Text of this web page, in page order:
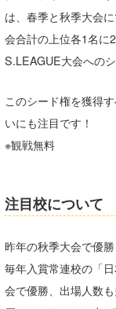
は、春季と秋季大会
会合計の上位各1名に
S.LEAGUE大会への
このシード権を獲得
いにも注目です！
※観戦無料
注目校について
昨年の秋季大会で優
毎年入賞常連校の「
会で優勝、出場人数
YUKI☆
たっちー
まっきー
三輪予報士
上田純子
唐澤予報士
SancheZ